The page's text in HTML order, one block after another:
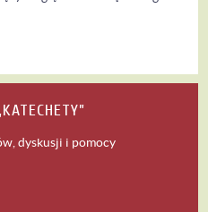
dyskusji i pomocy